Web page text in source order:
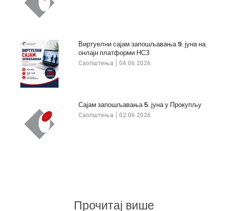
Саопштења 04.06.2026.
Виртуелни сајам запошљавања 9. јуна на
онлајн платформи НСЗ
Саопштења 02.06.2026.
Сајам запошљавања 5. јуна у Прокупљу
Прочитај више